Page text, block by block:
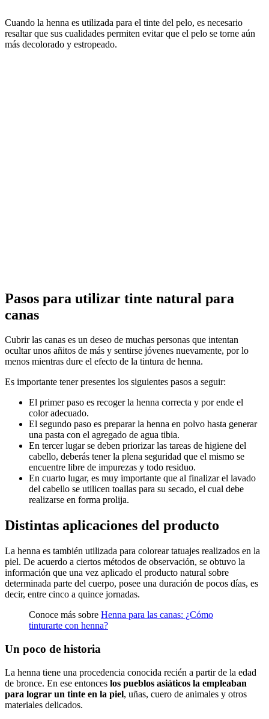
Cuando la henna es utilizada para el tinte del pelo, es necesario
resaltar que sus cualidades permiten evitar que el pelo se torne aún
más decolorado y estropeado.
Pasos para utilizar tinte natural para
canas
Cubrir las canas es un deseo de muchas personas que intentan
ocultar unos añitos de más y sentirse jóvenes nuevamente, por lo
menos mientras dure el efecto de la tintura de henna.
Es importante tener presentes los siguientes pasos a seguir:
El primer paso es recoger la henna correcta y por ende el
color adecuado.
El segundo paso es preparar la henna en polvo hasta generar
una pasta con el agregado de agua tibia.
En tercer lugar se deben priorizar las tareas de higiene del
cabello, deberás tener la plena seguridad que el mismo se
encuentre libre de impurezas y todo residuo.
En cuarto lugar, es muy importante que al finalizar el lavado
del cabello se utilicen toallas para su secado, el cual debe
realizarse en forma prolija.
Distintas aplicaciones del producto
La henna es también utilizada para colorear tatuajes realizados en la
piel. De acuerdo a ciertos métodos de observación, se obtuvo la
información que una vez aplicado el producto natural sobre
determinada parte del cuerpo, posee una duración de pocos días, es
decir, entre cinco a quince jornadas.
Conoce más sobre Henna para las canas: ¿Cómo
tinturarte con henna?
Un poco de historia
La henna tiene una procedencia conocida recién a partir de la edad
de bronce. En ese entonces los pueblos asiáticos la empleaban
para lograr un tinte en la piel, uñas, cuero de animales y otros
materiales delicados.